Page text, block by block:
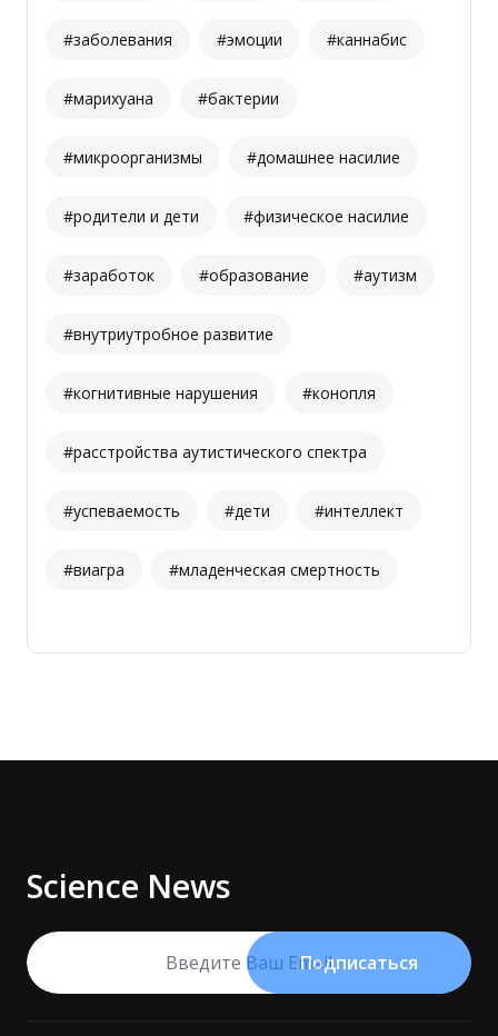
#заболевания #эмоции #каннабис
#марихуана #бактерии
#микроорганизмы #домашнее насилие
#родители и дети #физическое насилие
#заработок #образование #аутизм
#внутриутробное развитие
#когнитивные нарушения #конопля
#расстройства аутистического спектра
#успеваемость #дети #интеллект
#виагра #младенческая смертность
Science News
Подписаться